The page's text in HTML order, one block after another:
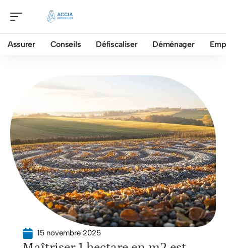
Assurer Conseils Défiscaliser Déménager
15 novembre 2025